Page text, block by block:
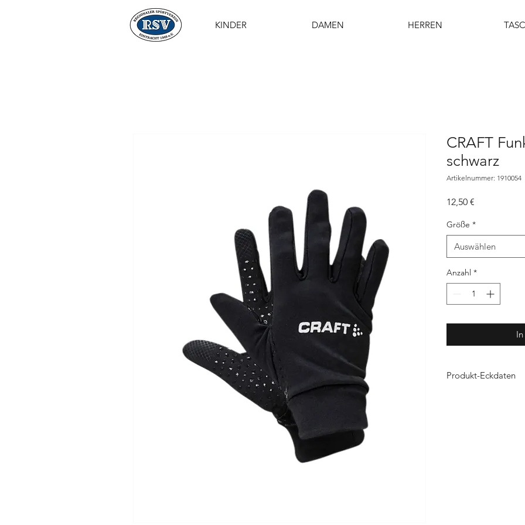
KINDER DAMEN HERREN
CRAFT
schwarz
Artikelnummer: 1910054
12,50 €
Größe *
Auswählen
Anzahl *
Produkt-Eckdaten